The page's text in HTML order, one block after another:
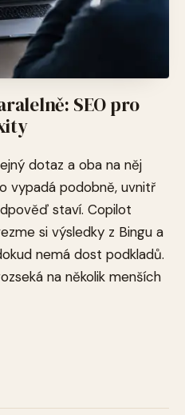
SEO pro
dotaz a oba na něj
vypadá podobně, uvnitř
staví. Copilot
si výsledky z Bingu a
nemá dost podkladů.
na několik menších